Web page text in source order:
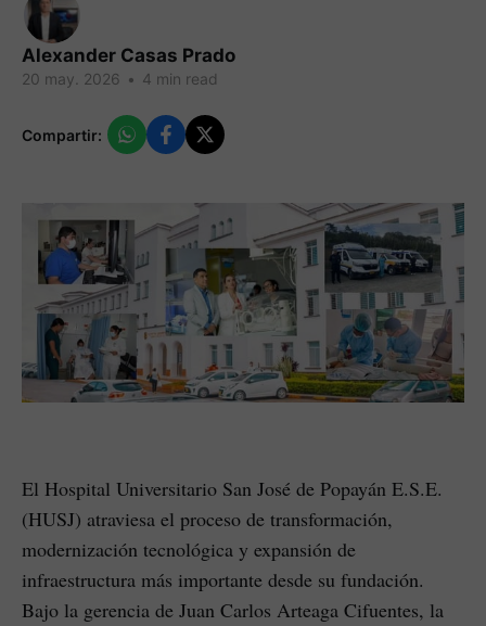
Alexander Casas Prado
20 may. 2026 • 4 min read
Compartir:
El Hospital Universitario San José de Popayán E.S.E.
(HUSJ) atraviesa el proceso de transformación,
modernización tecnológica y expansión de
infraestructura más importante desde su fundación.
Bajo la gerencia de Juan Carlos Arteaga Cifuentes, la